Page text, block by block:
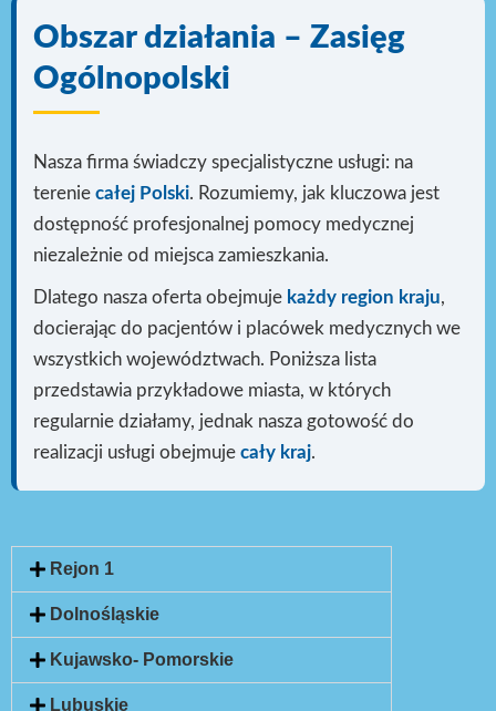
Obszar działania – Zasięg
Ogólnopolski
Nasza firma świadczy specjalistyczne usługi: na
terenie całej Polski. Rozumiemy, jak kluczowa jest
dostępność profesjonalnej pomocy medycznej
niezależnie od miejsca zamieszkania.
Dlatego nasza oferta obejmuje każdy region kraju,
docierając do pacjentów i placówek medycznych we
wszystkich województwach. Poniższa lista
przedstawia przykładowe miasta, w których
regularnie działamy, jednak nasza gotowość do
realizacji usługi obejmuje cały kraj.
Rejon 1
Dolnośląskie
Kujawsko- Pomorskie
Lubuskie